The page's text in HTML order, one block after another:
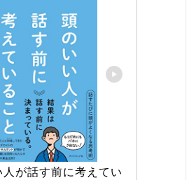
人が話す前に考えてい